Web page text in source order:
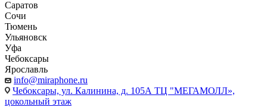
Саратов
Сочи
Тюмень
Ульяновск
Уфа
Чебоксары
Ярославль
info@miraphone.ru
Чебоксары, ул. Калинина, д. 105А ТЦ "МЕГАМОЛЛ»,
цокольный этаж